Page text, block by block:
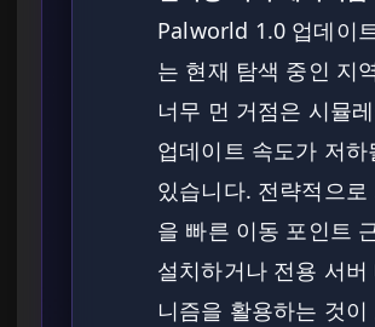
Palworld 1.0 업데이
는 현재 탐색 중인 지
너무 먼 거점은 시뮬
업데이트 속도가 저하
있습니다. 전략적으로
을 빠른 이동 포인트
설치하거나 전용 서버
니즘을 활용하는 것이